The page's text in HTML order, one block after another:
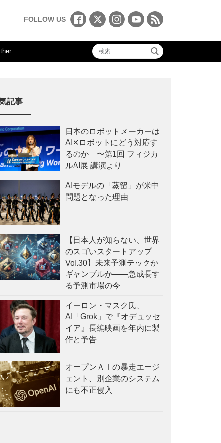
FOLLOW US
記事
日本のロボットメーカーは
AI✕ロボットにどう対応す
るのか 〜第1回 フィジカ
ルAI展 講演より
AIモデルの「蒸留」が米中
問題となった理由
【日本人が知らない、世界
のスゴいスタートアップ
Vol.30】未来予測テックか
ギャンブルか——急成長す
る予測市場の今
イーロン・マスク氏、
AI「Grok」で『オデュッセ
イア』長編映画を年内に製
作と予告
オープンＡＩの暴走エージ
ェント、別企業のシステム
にも不正侵入